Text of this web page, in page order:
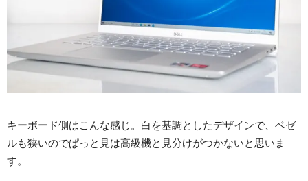
キーボード側はこんな感じ。白を基調としたデザインで、ベゼ
ルも狭いのでぱっと見は高級機と見分けがつかないと思いま
す。